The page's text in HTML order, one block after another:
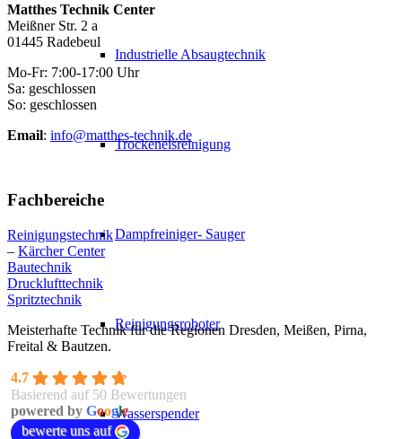
Industrielle Absaugtechnik
Trockeneisreinigung
Dampfreiniger- Sauger
Reinigungsroboter
Wasserspender
Matthes Technik Center
Meißner Str. 2 a
01445 Radebeul
Mo-Fr: 7:00-17:00 Uhr
Sa: geschlossen
So: geschlossen
Email: info@matthes-technik.de
Fachbereiche
Reinigungstechnik
– Kärcher Center
Bautechnik
Drucklufttechnik
Spritztechnik
Meisterhafte Technik für die Regionen Dresden, Meißen, Pirna,
Freital & Bautzen.
4.7
Basierend auf 50 Bewertungen
powered by Google
bewerte uns auf